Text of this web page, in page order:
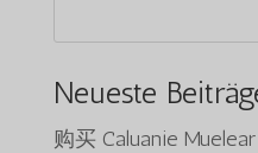
Neueste
购买 Caluanie